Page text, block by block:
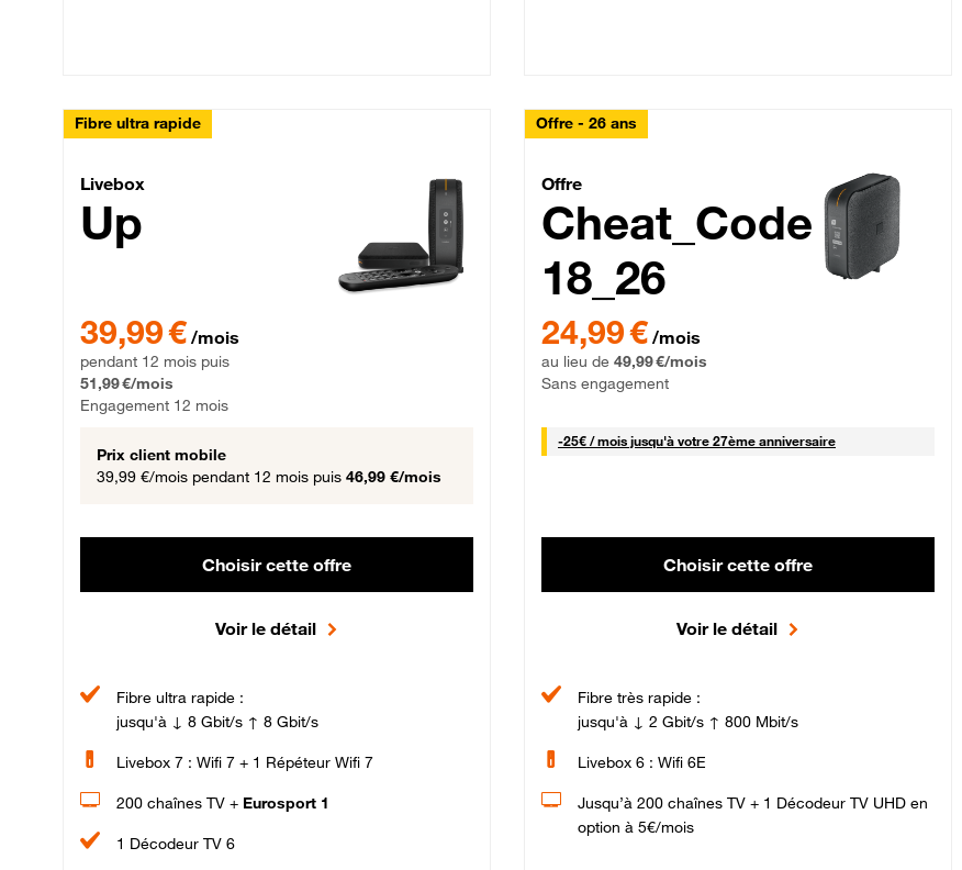
Fibre ultra rapide
Livebox Up Fibre
Livebox
Up
39,99 € /mois
pendant 12 mois puis
51,99 €/mois
Engagement 12 mois
Prix client mobile
39,99 €/mois pendant 12 mois puis 46,99 €/mois
Choisir cette offre
Voir le détail
Fibre ultra rapide :
jusqu'à ↓ 8 Gbit/s ↑ 8 Gbit/s
Livebox 7 : Wifi 7 + 1 Répéteur Wifi 7
200 chaînes TV + Eurosport 1
1 Décodeur TV 6
Offre - 26 ans
Cheat_Code Fibre_18_26
Offre
Cheat_Code
18_26
24,99 € /mois
au lieu de 49,99 €/mois
Sans engagement
-25€ / mois25 € par mois
jusqu'à votre 27ème anniversaire
Choisir cette offre
Voir le détail
Fibre très rapide :
jusqu'à ↓ 2 Gbit/s ↑ 800 Mbit/s
Livebox 6 : Wifi 6E
Jusqu’à 200 chaînes TV + 1 Décodeur TV UHD en
option à 5€/mois